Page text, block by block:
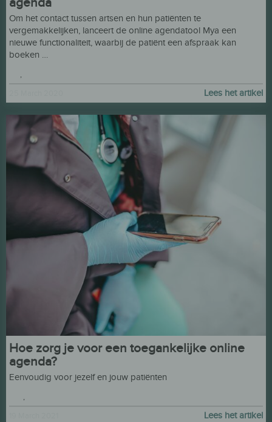
Om het contact tussen artsen en hun patiënten te
vergemakkelijken, lanceert de online agendatool Mya een
nieuwe functionaliteit, waarbij de patiënt een afspraak kan
boeken …
,
Lees het artikel
Hoe zorg je voor een toegankelijke online
agenda?
Eenvoudig voor jezelf en jouw patiënten
,
Lees het artikel